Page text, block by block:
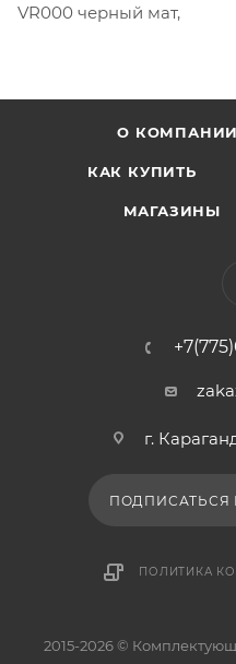
VR000 черный мат,
О КОМПАНИИ
КАК КУПИТЬ
МАГАЗИНЫ
г.
ПОДПИСАТЬСЯ
ПОЛИТИКА
2015-2026 ©